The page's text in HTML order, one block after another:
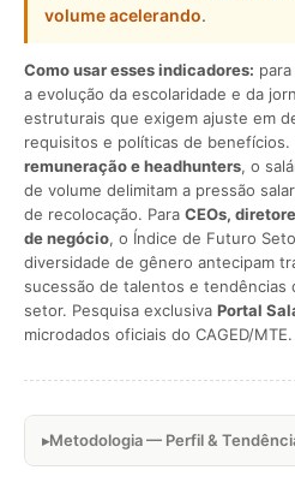
volume acelerando.
Como usar esses indicadores: para
a evolução da escolaridade e da
estruturais que exigem ajuste em
requisitos e políticas de benefícios.
remuneração e headhunters, o
de volume delimitam a pressão
de recolocação. Para CEOs,
de negócio, o Índice de Futuro
diversidade de gênero antecipam
sucessão de talentos e tendências
setor. Pesquisa exclusiva Portal
microdados oficiais do CAGED/MTE.
Metodologia — Perfil &